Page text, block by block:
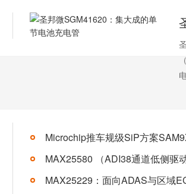
+
MAX25580 （ADI38通道低侧驱